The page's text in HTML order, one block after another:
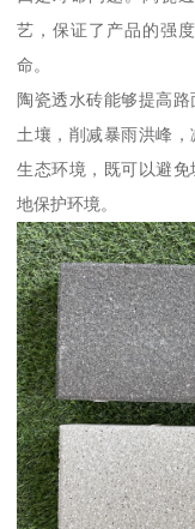
艺，保证了产品的强
命。
陶瓷透水砖能够提高
土壤，削减暴雨洪峰
生态环境，既可以避
地保护环境。